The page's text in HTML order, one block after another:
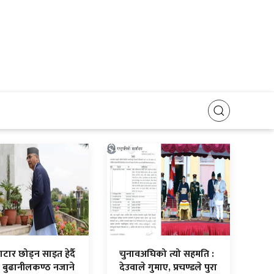
छोड्न साइत हेर्दै
बुढानीलकण्ठ नजाने
चुनावअघिको त्यो सहमति :
देउवाले गुमाए, प्रचण्डले पुरा